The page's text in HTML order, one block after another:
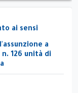
ai sensi
a
126 unità di